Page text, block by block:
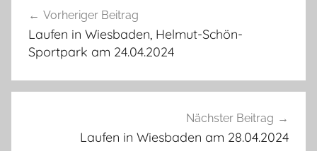
Vorheriger Beitrag
Laufen in Wiesbaden, Helmut-Schön-
Sportpark am 24.04.2024
Nächster Beitrag
Laufen in Wiesbaden am 28.04.2024